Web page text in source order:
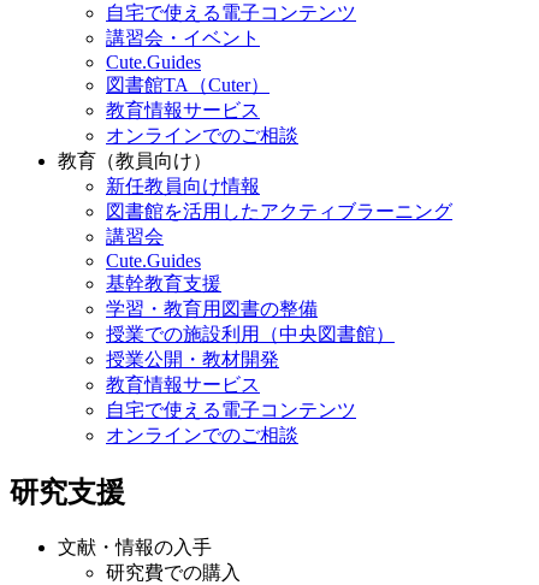
自宅で使える電子コンテンツ
講習会・イベント
Cute.Guides
図書館TA（Cuter）
教育情報サービス
オンラインでのご相談
教育（教員向け）
新任教員向け情報
図書館を活用したアクティブラーニング
講習会
Cute.Guides
基幹教育支援
学習・教育用図書の整備
授業での施設利用（中央図書館）
授業公開・教材開発
教育情報サービス
自宅で使える電子コンテンツ
オンラインでのご相談
研究支援
文献・情報の入手
研究費での購入